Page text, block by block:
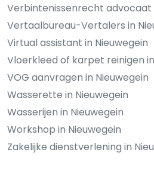
Verbintenissenrecht advocaat
Vertaalbureau-Vertalers in
Virtual assistant in Nieuwegein
Vloerkleed of karpet reinigen
VOG aanvragen in Nieuwegein
Wasserette in Nieuwegein
Wasserijen in Nieuwegein
Workshop in Nieuwegein
Zakelijke dienstverlening in